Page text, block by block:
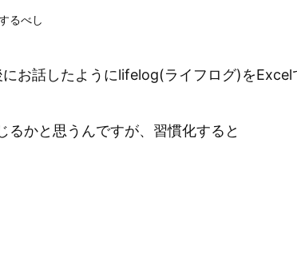
るべし
お話したようにlifelog(ライフログ)をExcel
るかと思うんですが、習慣化すると